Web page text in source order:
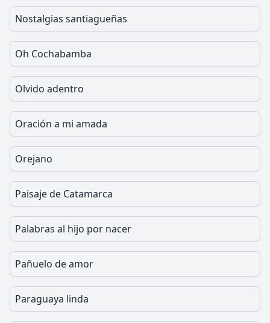
Nostalgias santiagueñas
Oh Cochabamba
Olvido adentro
Oración a mi amada
Orejano
Paisaje de Catamarca
Palabras al hijo por nacer
Pañuelo de amor
Paraguaya linda